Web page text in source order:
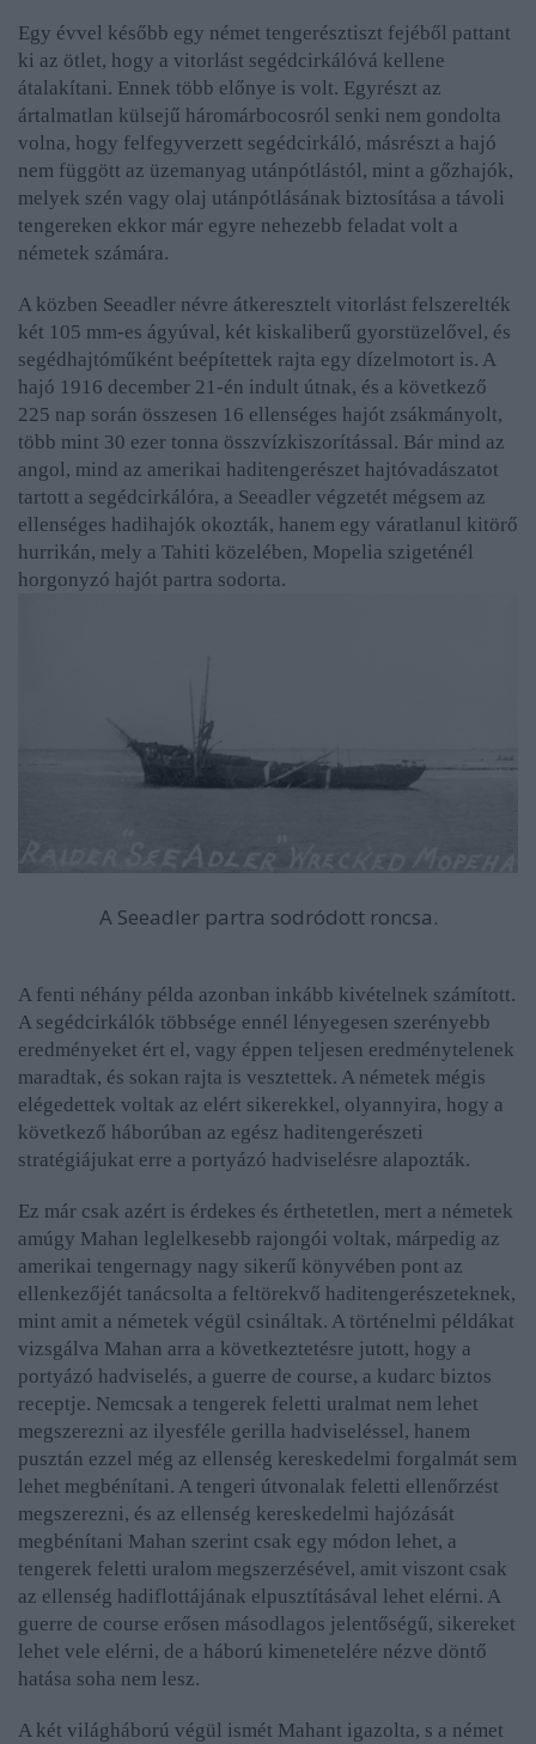
Egy évvel később egy német tengerésztiszt fejéből pattant
ki az ötlet, hogy a vitorlást segédcirkálóvá kellene
átalakítani. Ennek több előnye is volt. Egyrészt az
ártalmatlan külsejű háromárbocosról senki nem gondolta
volna, hogy felfegyverzett segédcirkáló, másrészt a hajó
nem függött az üzemanyag utánpótlástól, mint a gőzhajók,
melyek szén vagy olaj utánpótlásának biztosítása a távoli
tengereken ekkor már egyre nehezebb feladat volt a
németek számára.
A közben Seeadler névre átkeresztelt vitorlást felszerelték
két 105 mm-es ágyúval, két kiskaliberű gyorstüzelővel, és
segédhajtóműként beépítettek rajta egy dízelmotort is. A
hajó 1916 december 21-én indult útnak, és a következő
225 nap során összesen 16 ellenséges hajót zsákmányolt,
több mint 30 ezer tonna összvízkiszorítással. Bár mind az
angol, mind az amerikai haditengerészet hajtóvadászatot
tartott a segédcirkálóra, a Seeadler végzetét mégsem az
ellenséges hadihajók okozták, hanem egy váratlanul kitörő
hurrikán, mely a Tahiti közelében, Mopelia szigeténél
horgonyzó hajót partra sodorta.
A Seeadler partra sodródott roncsa.
A fenti néhány példa azonban inkább kivételnek számított.
A segédcirkálók többsége ennél lényegesen szerényebb
eredményeket ért el, vagy éppen teljesen eredménytelenek
maradtak, és sokan rajta is vesztettek. A németek mégis
elégedettek voltak az elért sikerekkel, olyannyira, hogy a
következő háborúban az egész haditengerészeti
stratégiájukat erre a portyázó hadviselésre alapozták.
Ez már csak azért is érdekes és érthetetlen, mert a németek
amúgy Mahan leglelkesebb rajongói voltak, márpedig az
amerikai tengernagy nagy sikerű könyvében pont az
ellenkezőjét tanácsolta a feltörekvő haditengerészeteknek,
mint amit a németek végül csináltak. A történelmi példákat
vizsgálva Mahan arra a következtetésre jutott, hogy a
portyázó hadviselés, a guerre de course, a kudarc biztos
receptje. Nemcsak a tengerek feletti uralmat nem lehet
megszerezni az ilyesféle gerilla hadviseléssel, hanem
pusztán ezzel még az ellenség kereskedelmi forgalmát sem
lehet megbénítani. A tengeri útvonalak feletti ellenőrzést
megszerezni, és az ellenség kereskedelmi hajózását
megbénítani Mahan szerint csak egy módon lehet, a
tengerek feletti uralom megszerzésével, amit viszont csak
az ellenség hadiflottájának elpusztításával lehet elérni. A
guerre de course erősen másodlagos jelentőségű, sikereket
lehet vele elérni, de a háború kimenetelére nézve döntő
hatása soha nem lesz.
A két világháború végül ismét Mahant igazolta, s a német